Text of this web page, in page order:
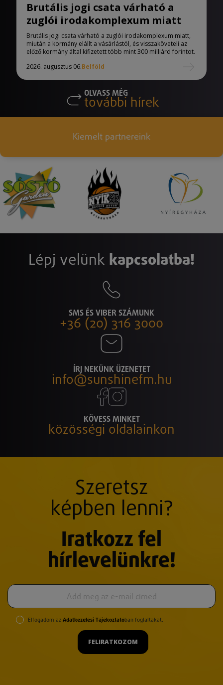
Brutális jogi csata várható a
zuglói irodakomplexum miatt
Brutális jogi csata várható a zuglói irodakomplexum miatt,
miután a kormány elállt a vásárlástól, és visszaköveteli az
előző kormány által kifizetett több mint 300 milliárd forintot.
2026. augusztus 06.Belföld
OLVASS MÉG
további hírek
Kiemelt partnereink
Lépj velünk kapcsolatba!
SMS ÉS VIBER SZÁMUNK
+36 (20) 316 3000
ÍRJ NEKÜNK ÜZENETET
info@sunshinefm.hu
KÖVESS MINKET
közösségi oldalainkon
Szeretsz
képben lenni?
Iratkozz fel
hírlevelünkre!
Elfogadom az Adatkezelési Tájékoztatóban foglaltakat.
FELIRATKOZOM